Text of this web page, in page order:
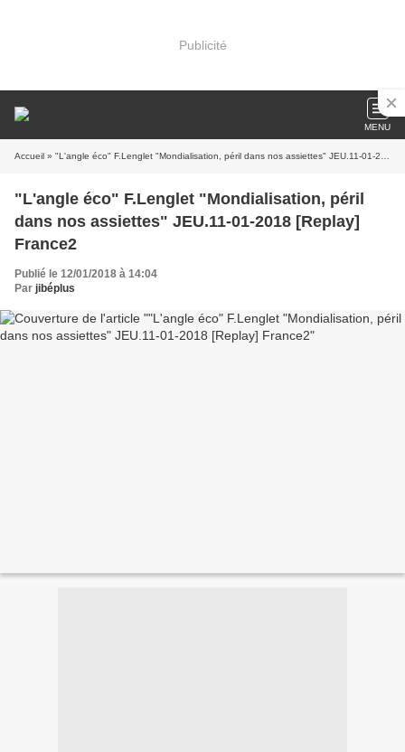
Publicité
MENU
Accueil » "L'angle éco" F.Lenglet "Mondialisation, péril dans nos assiettes" JEU.11-01-2018 [Replay] France2
"L'angle éco" F.Lenglet "Mondialisation, péril
dans nos assiettes" JEU.11-01-2018 [Replay]
France2
Publié le 12/01/2018 à 14:04
Par jibéplus